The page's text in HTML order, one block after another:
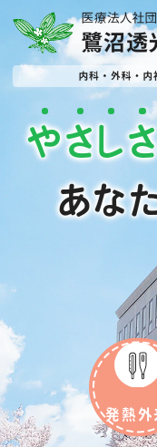
やさ し
あな
発熱外